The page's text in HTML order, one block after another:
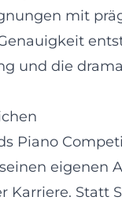
mit
die
Piano
eigenen
Statt